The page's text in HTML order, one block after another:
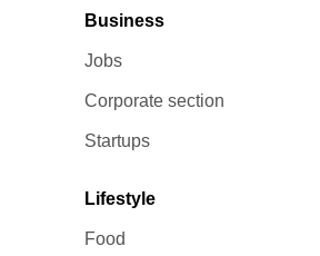
Business
Jobs
Corporate section
Startups
Lifestyle
Food